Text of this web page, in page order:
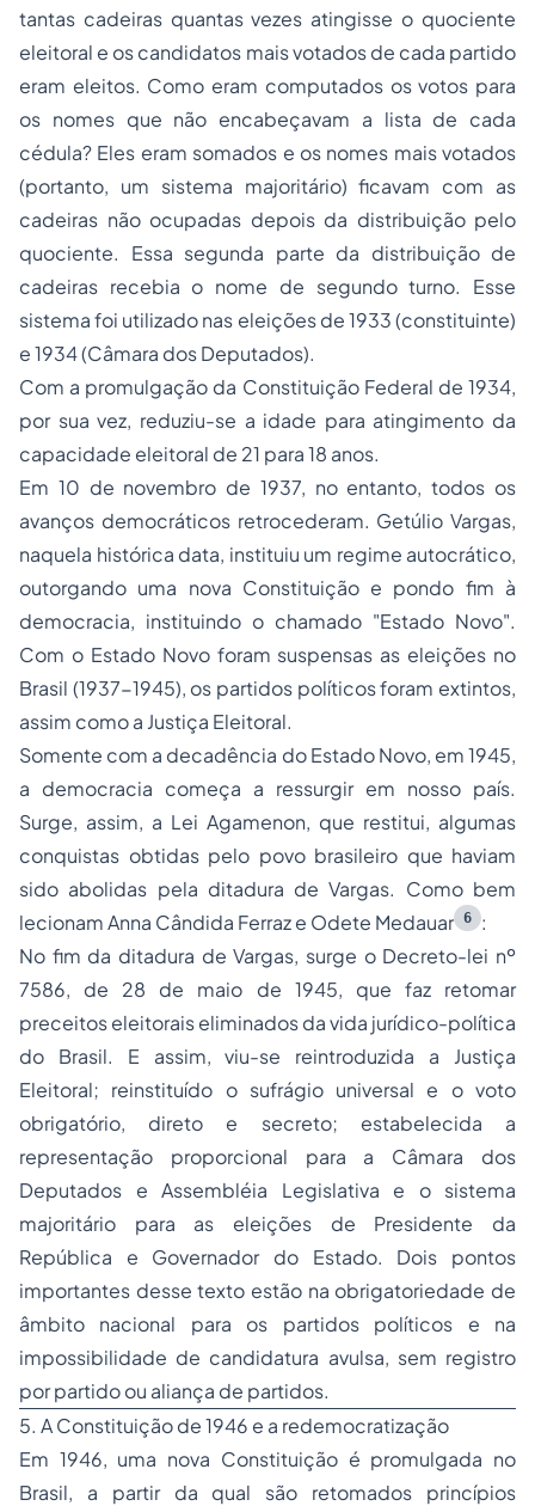
tantas cadeiras quantas vezes atingisse o quociente
eleitoral e os candidatos mais votados de cada partido
eram eleitos. Como eram computados os votos para
os nomes que não encabeçavam a lista de cada
cédula? Eles eram somados e os nomes mais votados
(portanto, um sistema majoritário) ficavam com as
cadeiras não ocupadas depois da distribuição pelo
quociente. Essa segunda parte da distribuição de
cadeiras recebia o nome de segundo turno. Esse
sistema foi utilizado nas eleições de 1933 (constituinte)
e 1934 (Câmara dos Deputados).
Com a promulgação da Constituição Federal de 1934,
por sua vez, reduziu-se a idade para atingimento da
capacidade eleitoral de 21 para 18 anos.
Em 10 de novembro de 1937, no entanto, todos os
avanços democráticos retrocederam. Getúlio Vargas,
naquela histórica data, instituiu um regime autocrático,
outorgando uma nova Constituição e pondo fim à
democracia, instituindo o chamado "Estado Novo".
Com o Estado Novo foram suspensas as eleições no
Brasil (1937-1945), os partidos políticos foram extintos,
assim como a Justiça Eleitoral.
Somente com a decadência do Estado Novo, em 1945,
a democracia começa a ressurgir em nosso país.
Surge, assim, a Lei Agamenon, que restitui, algumas
conquistas obtidas pelo povo brasileiro que haviam
sido abolidas pela ditadura de Vargas. Como bem
lecionam Anna Cândida Ferraz e Odete Medauar 6
:
No fim da ditadura de Vargas, surge o Decreto-lei nº
7586, de 28 de maio de 1945, que faz retomar
preceitos eleitorais eliminados da vida jurídico-política
do Brasil. E assim, viu-se reintroduzida a Justiça
Eleitoral; reinstituído o sufrágio universal e o voto
obrigatório, direto e secreto; estabelecida a
representação proporcional para a Câmara dos
Deputados e Assembléia Legislativa e o sistema
majoritário para as eleições de Presidente da
República e Governador do Estado. Dois pontos
importantes desse texto estão na obrigatoriedade de
âmbito nacional para os partidos políticos e na
impossibilidade de candidatura avulsa, sem registro
por partido ou aliança de partidos.
5. A Constituição de 1946 e a redemocratização
Em 1946, uma nova Constituição é promulgada no
Brasil, a partir da qual são retomados princípios